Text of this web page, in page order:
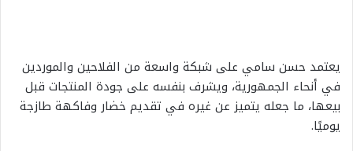
يعتمد حسن سامي على شبكة واسعة من الفلاحين والموردين
في أنحاء الجمهورية، ويشرف بنفسه على جودة المنتجات قبل
بيعها، ما جعله يتميز عن غيره في تقديم خضار وفاكهة طازجة
يوميًا.